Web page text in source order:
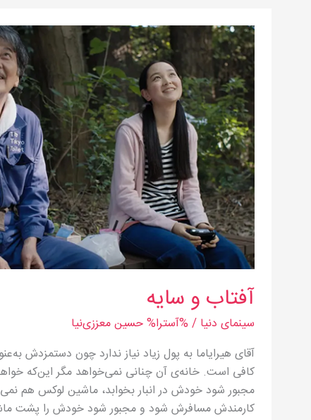
آفتاب و سایه
سینمای دنیا / %آسترا%حسین معززی‌نیا
آقای هیرایاما به پول زیاد نیاز ندارد چون دستمزدش
کافی است. خانه‌ی آن چنانی نمی‌خواهد مگر این‌که
مجبور شود خودش در انبار بخوابد، ماشین لوکس هم
کارمندش مسافرش شود و مجبور شود خودش را پشت
آفتاب
و
سایه